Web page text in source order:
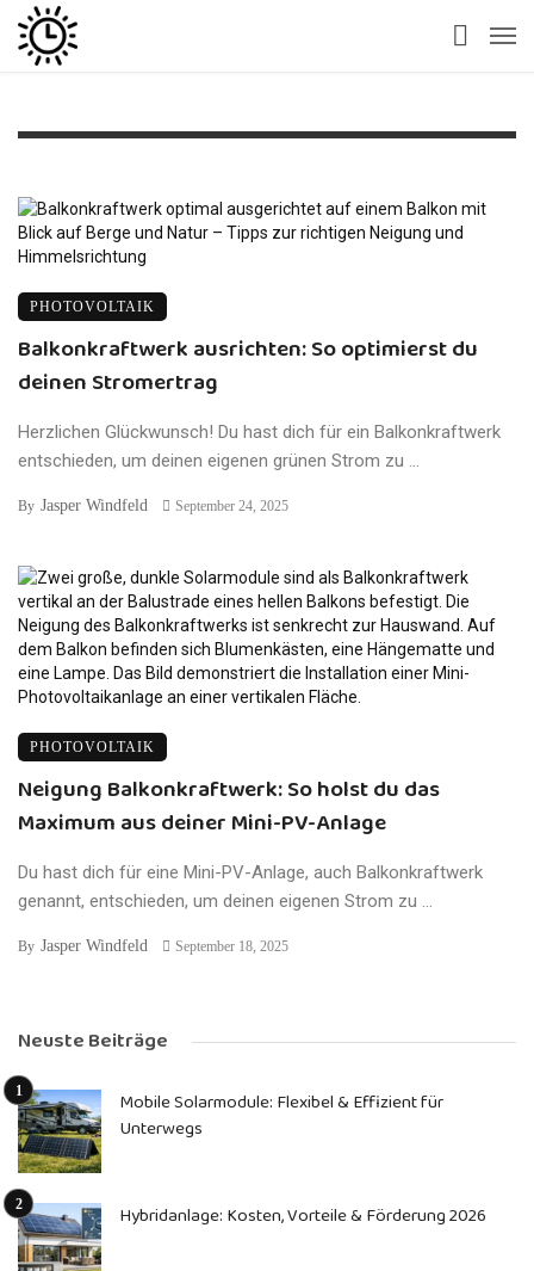
PHOTOVOLTAIK
Balkonkraftwerk ausrichten: So optimierst du
deinen Stromertrag
Herzlichen Glückwunsch! Du hast dich für ein Balkonkraftwerk
entschieden, um deinen eigenen grünen Strom zu ...
By Jasper Windfeld September 24, 2025
PHOTOVOLTAIK
Neigung Balkonkraftwerk: So holst du das
Maximum aus deiner Mini-PV-Anlage
Du hast dich für eine Mini-PV-Anlage, auch Balkonkraftwerk
genannt, entschieden, um deinen eigenen Strom zu ...
By Jasper Windfeld September 18, 2025
Neuste Beiträge
Mobile Solarmodule: Flexibel & Effizient für
Unterwegs
Hybridanlage: Kosten, Vorteile & Förderung 2026